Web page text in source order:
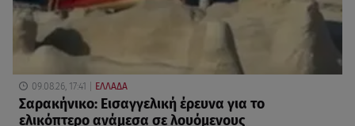
09.08.26, 17:41 ΕΛΛΑΔΑ
Σαρακήνικο: Εισαγγελική έρευνα για το
ελικόπτερο ανάμεσα σε λουόμενους